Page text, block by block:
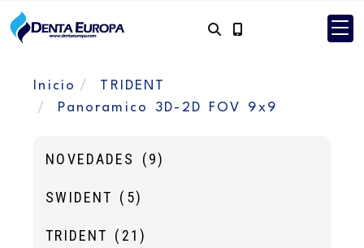
Inicio
TRIDENT
Panoramico 3D-2D FOV 9x9
NOVEDADES (9)
SWIDENT (5)
TRIDENT (21)